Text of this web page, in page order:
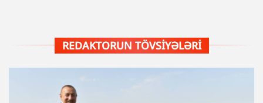
REDAKTORUN TÖVSIYƏLƏRI